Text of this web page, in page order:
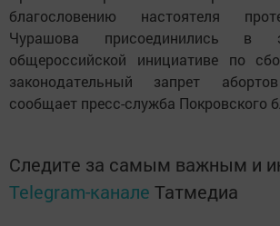
благословению настоятеля
Чурашова присоединились
общероссийской инициативе по
законодательный запрет
сообщает пресс-служба Покровского
Следите за самым важным и
Telegram-канале Татмедиа